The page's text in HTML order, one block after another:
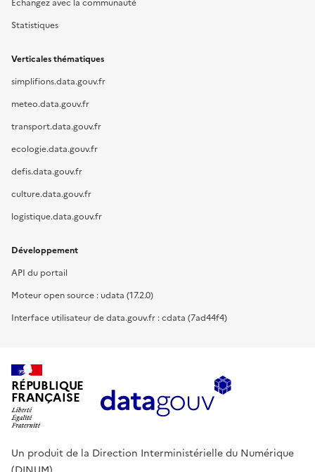
Échangez avec la communauté
Statistiques
Verticales thématiques
simplifions.data.gouv.fr
meteo.data.gouv.fr
transport.data.gouv.fr
ecologie.data.gouv.fr
defis.data.gouv.fr
culture.data.gouv.fr
logistique.data.gouv.fr
Développement
API du portail
Moteur open source : udata (17.2.0)
Interface utilisateur de data.gouv.fr : cdata (7ad44f4)
RÉPUBLIQUE
FRANÇAISE
Un produit de la Direction Interministérielle du Numérique